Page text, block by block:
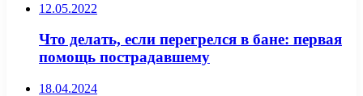
12.05.2022
Что делать, если перегрелся в бане: первая
помощь пострадавшему
18.04.2024